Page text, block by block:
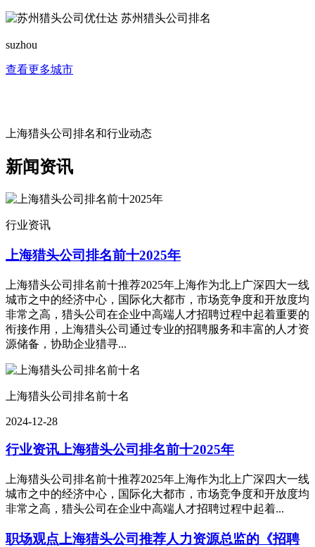
suzhou
查看更多城市
上海猎头公司排名和行业动态
新闻资讯
行业资讯
上海猎头公司排名前十2025年
上海猎头公司排名前十推荐2025年上海作为北上广深四大一线
城市之中的经济中心，国际化大都市，市场竞争度和开放度均
非常之高，猎头公司在企业中高端人才招聘过程中起着重要的
衔接作用，上海猎头公司通过专业的招聘服务和丰富的人才资
源储备，协助企业猎寻...
上海猎头公司排名前十名
2024-12-28
行业资讯上海猎头公司排名前十2025年
上海猎头公司排名前十推荐2025年上海作为北上广深四大一线
城市之中的经济中心，国际化大都市，市场竞争度和开放度均
非常之高，猎头公司在企业中高端人才招聘过程中起着...
职场观点上海猎头公司推荐人力资源总监的《招聘